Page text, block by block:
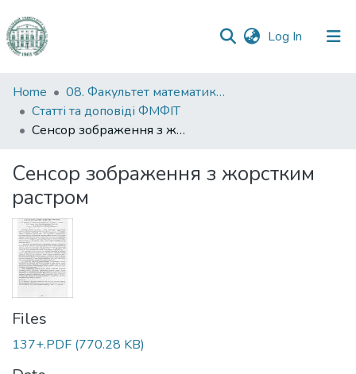
Log In (current)
Communities
&
Collections
Statistics
Home
08. Факультет математики, фізики та інформаційних технологій
Статті та доповіді ФМФІТ
Сенсор зображення з жорстким растром
Сенсор зображення з жорстким
растром
Files
137+.PDF (770.28 KB)